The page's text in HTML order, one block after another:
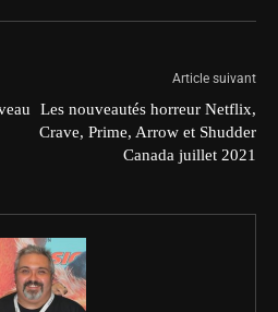
Article suivant
Les nouveautés horreur Netflix,
Crave, Prime, Arrow et Shudder
Canada juillet 2021